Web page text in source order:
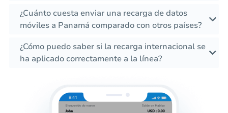
¿Cuánto cuesta enviar una recarga de datos
móviles a Panamá comparado con otros países?
¿Cómo puedo saber si la recarga internacional se
ha aplicado correctamente a la línea?